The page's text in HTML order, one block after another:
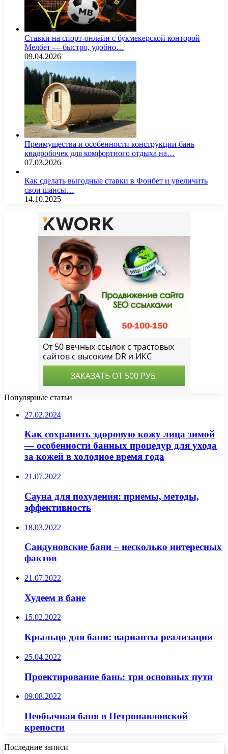
Ставки на спорт-онлайн с букмекерской конторой
Мелбет — быстро, удобно…
09.04.2026
Преимущества и особенности конструкции бань
квадробочек для комфортного отдыха на…
07.03.2026
Как сделать выгодные ставки в Фонбет и увеличить
свои шансы…
14.10.2025
Популярные статьи
27.02.2024
Как сохранить здоровую кожу лица зимой
— особенности банных процедур для ухода
за кожей в холодное время года
21.07.2022
Сауна для похудения: приемы, методы,
эффективность
18.03.2022
Сандуновские бани – несколько интересных
фактов
21.07.2022
Худеем в бане
15.02.2022
Крыльцо для бани: варианты реализации
25.04.2022
Проектирование бань: три основных пути
09.08.2022
Необычная баня в Петропавловской
крепости
Последние записи